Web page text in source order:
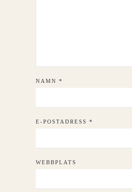
NAMN *
E-POSTADRESS *
WEBBPLATS